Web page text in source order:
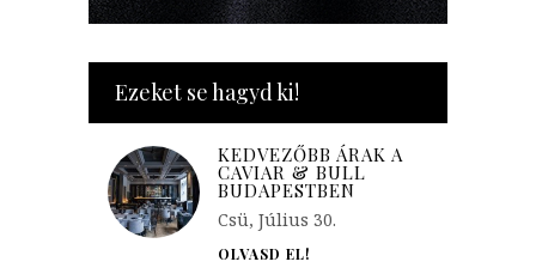
Ezeket se hagyd ki!
KEDVEZŐBB ÁRAK A
CAVIAR & BULL
BUDAPESTBEN
Csü, Július 30.
OLVASD EL!